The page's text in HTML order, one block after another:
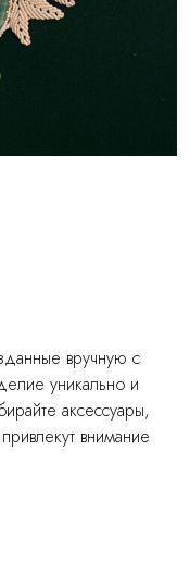
вручную с
уникально и
аксессуары,
внимание